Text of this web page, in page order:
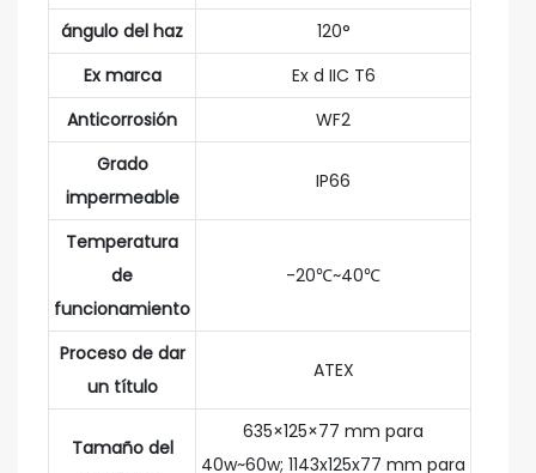
ángulo del haz
120°
Ex marca
Ex d IIC T6
Anticorrosión
WF2
Grado
impermeable
IP66
Temperatura
de
funcionamiento
-20℃~40℃
Proceso de dar
un título
ATEX
Tamaño del
635×125×77 mm para
40w~60w; 1143x125x77 mm para